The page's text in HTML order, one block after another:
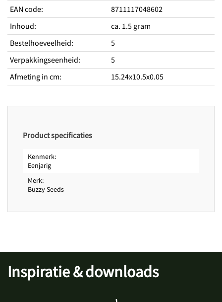
Zaaien vollegrond
Standplaats licht
Zon
Hoogte
Type
Periodes
Zaaitijd buiten van
april
Zaaitijd buiten tot
EAN code:
8711117048602
Inhoud:
ca. 1.5 gram
Bestelhoeveelheid:
5
Verpakkingseenheid:
5
Afmeting in cm: 15.24x10.5x0.05
Product specificaties
Kenmerk
Eenjarig
Merk
Buzzy Seeds
Inspiratie & downloads